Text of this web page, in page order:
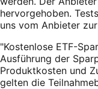
hervorgehoben.
uns vom Anbieter
"Kostenlose ETF-
Ausführung der
Produktkosten und
gelten die